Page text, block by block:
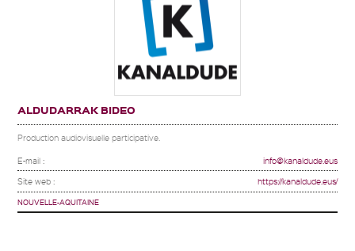
ALDUDARRAK BIDEO
Production audiovisuelle participative.
E-mail : info@kanaldude.eus
Site web : https://kanaldude.eus/
NOUVELLE-AQUITAINE